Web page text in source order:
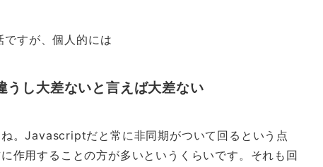
すが、個人的には
うし大差ないと言えば大差ない
。Javascriptだと常に非同期がついて回るという点
作用することの方が多いというくらいです。それも回